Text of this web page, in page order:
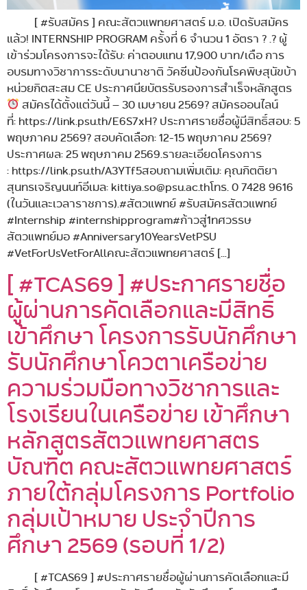
[ #รับสมัคร ] คณะสัตวแพทยศาสตร์ ม.อ. เปิดรับสมัคร
แล้ว! INTERNSHIP PROGRAM ครั้งที่ 6 จำนวน 1 อัตรา ? .? ผู้
เข้าร่วมโครงการจะได้รับ: ค่าตอบแทน 17,900 บาท/เดือ การ
อบรมทางวิชาการระดับนานาชาติ วัคซีนป้องกันโรคพิษสุนัขบ้า
หน่วยกิตสะสม CE ประกาศนียบัตรรับรองการสำเร็จหลักสูตร
สมัครได้ตั้งแต่วันนี้ – 30 เมษายน 2569? สมัครออนไลน์
ที่: https://link.psu.th/E6S7xH? ประกาศรายชื่อผู้มีสิทธิ์สอบ: 5
พฤษภาคม 2569?สอบคัดเลือก: 12-15 พฤษภาคม 2569?
ประกาศผล: 25 พฤษภาคม 2569.รายละเอียดโครงการ
: https://link.psu.th/A3YTf5สอบถามเพิ่มเติม: คุณกิตติยา
สุนทรเจริญนนท์อีเมล: kittiya.so@psu.ac.thโทร. 0 7428 9616
(ในวันและเวลาราชการ).#สัตวแพทย์ #รับสมัครสัตวแพทย์
#Internship #internshipprogram#ก้าวสู่1ทศวรรษ
สัตวแพทย์มอ #Anniversary10YearsVetPSU
#VetForUsVetForAllคณะสัตวแพทยศาสตร์ […]
[ #TCAS69 ] #ประกาศรายชื่อ
ผู้ผ่านการคัดเลือกและมีสิทธิ์
เข้าศึกษา โครงการรับนักศึกษา
รับนักศึกษาโควตาเครือข่าย
ความร่วมมือทางวิชาการและ
โรงเรียนในเครือข่าย เข้าศึกษา
หลักสูตรสัตวแพทยศาสตร
บัณฑิต คณะสัตวแพทยศาสตร์
ภายใต้กลุ่มโครงการ Portfolio
กลุ่มเป้าหมาย ประจำปีการ
ศึกษา 2569 (รอบที่ 1/2)
[ #TCAS69 ] #ประกาศรายชื่อผู้ผ่านการคัดเลือกและมี